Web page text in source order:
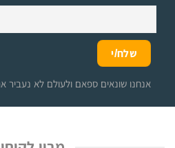
*אנחנו שונאים ספאם ולעולם לא